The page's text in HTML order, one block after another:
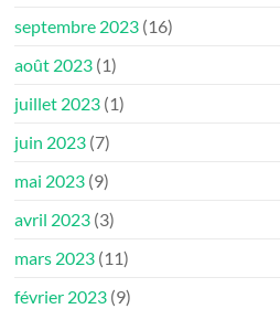
septembre 2023 (16)
août 2023 (1)
juillet 2023 (1)
juin 2023 (7)
mai 2023 (9)
avril 2023 (3)
mars 2023 (11)
février 2023 (9)